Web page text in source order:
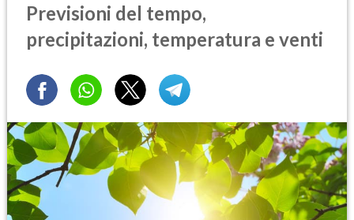
Previsioni del tempo,
precipitazioni, temperatura e venti